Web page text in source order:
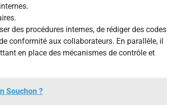
des procédures internes, de rédiger des codes
conformité aux collaborateurs. En parallèle, il
en place des mécanismes de contrôle et
Souchon ?